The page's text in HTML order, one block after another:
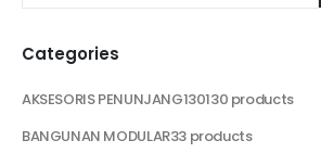
Categories
AKSESORIS PENUNJANG130130 products
BANGUNAN MODULAR33 products